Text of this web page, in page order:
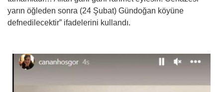
yarın öğleden sonra (24 Şubat) Gündoğan köyüne
defnedilecektir” ifadelerini kullandı.